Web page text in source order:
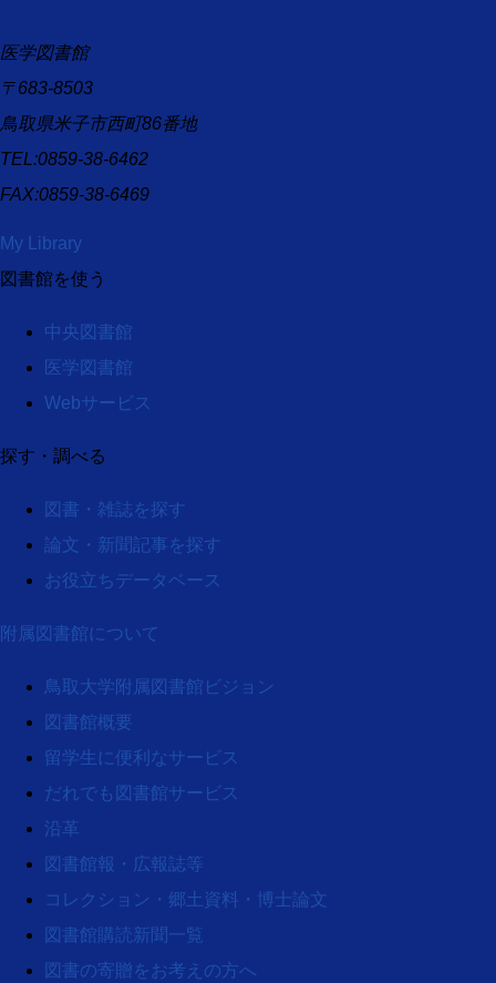
医学図書館
〒683-8503
鳥取県米子市西町86番地
TEL:0859-38-6462
FAX:0859-38-6469
My Library
図書館を使う
中央図書館
医学図書館
Webサービス
探す・調べる
図書・雑誌を探す
論文・新聞記事を探す
お役立ちデータベース
附属図書館について
鳥取大学附属図書館ビジョン
図書館概要
留学生に便利なサービス
だれでも図書館サービス
沿革
図書館報・広報誌等
コレクション・郷土資料・博士論文
図書館購読新聞一覧
図書の寄贈をお考えの方へ